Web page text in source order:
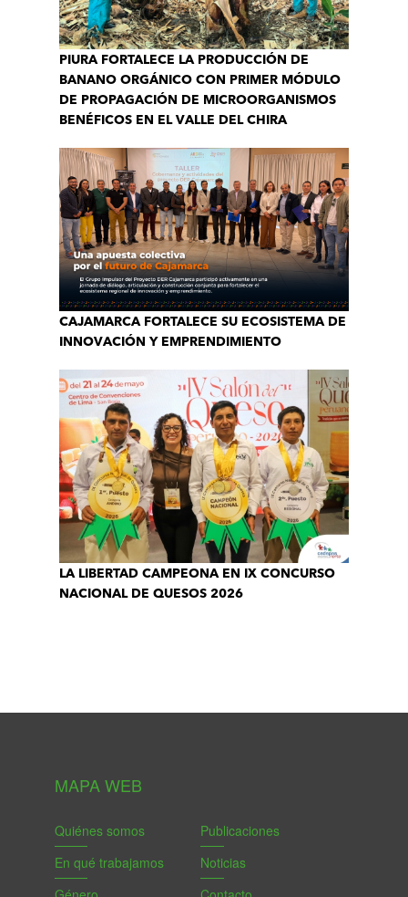
PIURA FORTALECE LA PRODUCCIÓN DE
BANANO ORGÁNICO CON PRIMER MÓDULO
DE PROPAGACIÓN DE MICROORGANISMOS
BENÉFICOS EN EL VALLE DEL CHIRA
CAJAMARCA FORTALECE SU ECOSISTEMA DE
INNOVACIÓN Y EMPRENDIMIENTO
LA LIBERTAD CAMPEONA EN IX CONCURSO
NACIONAL DE QUESOS 2026
MAPA WEB
Quiénes somos
En qué trabajamos
Publicaciones
Noticias